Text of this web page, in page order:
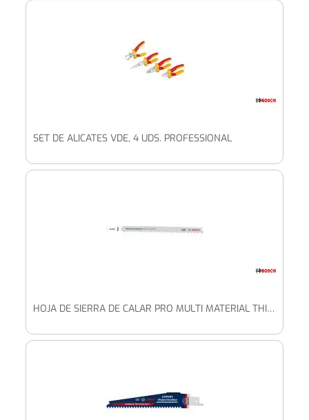
SET DE ALICATES VDE, 4 UDS. PROFESSIONAL
HOJA DE SIERRA DE CALAR PRO MULTI MATERIAL THICK AND THIN T345XF